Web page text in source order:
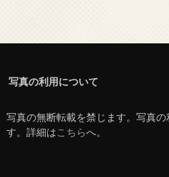
写真の利用について
写真の無断転載を禁じます。写真
す。詳細はこちらへ。